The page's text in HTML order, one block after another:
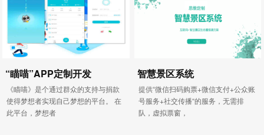
“瞄喵”APP定制开发
《瞄喵》是个通过群众的支持与捐款
使得梦想者实现自己梦想的平台。 在
此平台，梦想者
智慧景区系统
提供“微信扫码购票+微信支付+公众账
号服务+社交传播“的服务，无需排
队，虚拟票窗，